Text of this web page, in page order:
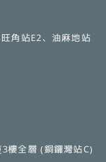
角站E2、油麻地站
樓全層 (銅鑼灣站C)